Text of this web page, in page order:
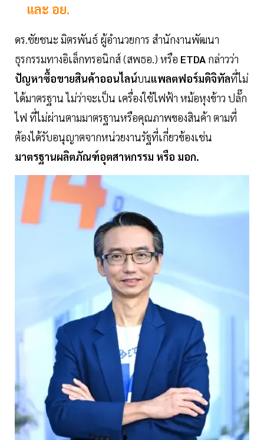
และ อย.
ดร.ชัยชนะ มิตรพันธ์ ผู้อำนวยการ สำนักงานพัฒนา
ธุรกรรมทางอิเล็กทรอนิกส์ (สพธอ.) หรือ ETDA กล่าวว่า
ปัญหาซื้อขายสินค้าออนไลน์บนแพลตฟอร์มดิจิทัลที่ไม่
ได้มาตรฐาน ไม่ว่าจะเป็น เครื่องใช้ไฟฟ้า หม้อหุงข้าว ปลั๊ก
ไฟ ที่ไม่ผ่านตามมาตรฐานหรือคุณภาพของสินค้า ตามที่
ต้องได้รับอนุญาตจากหน่วยงานรัฐที่เกี่ยวข้องเช่น
มาตรฐานผลิตภัณฑ์อุตสาหกรรม หรือ มอก.